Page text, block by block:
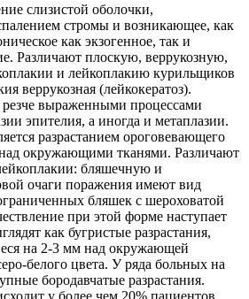
слизистой оболочки,
стромы и возникающее, как
как экзогенное, так и
Различают плоскую, веррукозную,
и лейкоплакию курильщиков
веррукозная (лейкокератоз).
резче выраженными процессами
эпителия, а иногда и метаплазии.
разрастанием ороговевающего
окружающими тканями. Различают
бляшечную и
очаги поражения имеют вид
бляшек с шероховатой
при этой форме наступает
как бугристые разрастания,
на 2-3 мм над окружающей
белого цвета. У ряда больных на
бородавчатые разрастания.
у более чем 20% пациентов.